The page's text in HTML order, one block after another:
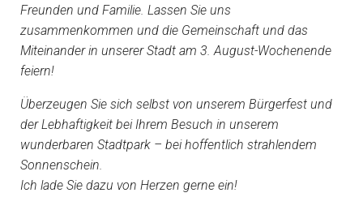
Freunden und Familie. Lassen Sie uns
zusammenkommen und die Gemeinschaft und das
Miteinander in unserer Stadt am 3. August-Wochenende
feiern!
Überzeugen Sie sich selbst von unserem Bürgerfest und
der Lebhaftigkeit bei Ihrem Besuch in unserem
wunderbaren Stadtpark – bei hoffentlich strahlendem
Sonnenschein.
Ich lade Sie dazu von Herzen gerne ein!